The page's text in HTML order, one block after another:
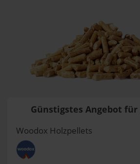
Günstigstes Angebot für
Woodox Holzpellets